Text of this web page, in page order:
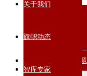
关于我们
旗帜动态
智库专家
专题培训
热门培训专题